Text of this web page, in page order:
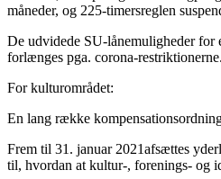
måneder, og 225-timersreglen
De udvidede SU-lånemuligheder for
forlænges pga. corona-restriktionerne.
For kulturområdet:
En lang række
Frem til 31. januar 2021afsættes
til, hvordan at kultur-, forenings- og